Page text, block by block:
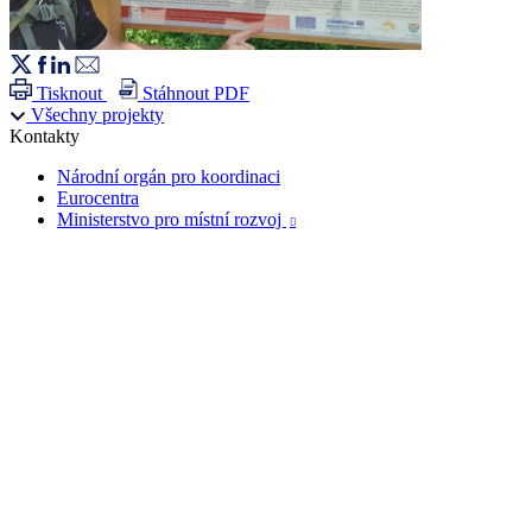
Tisknout
Stáhnout PDF
Všechny projekty
Kontakty
Národní orgán pro koordinaci
Eurocentra
Ministerstvo pro místní rozvoj
